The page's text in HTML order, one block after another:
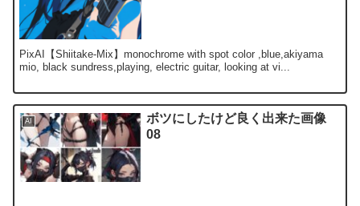
PixAI【Shiitake-Mix】monochrome with spot color ,blue,akiyama
mio, black sundress,playing, electric guitar, looking at vi...
AI
ボツにしたけど良く出来た画像
08